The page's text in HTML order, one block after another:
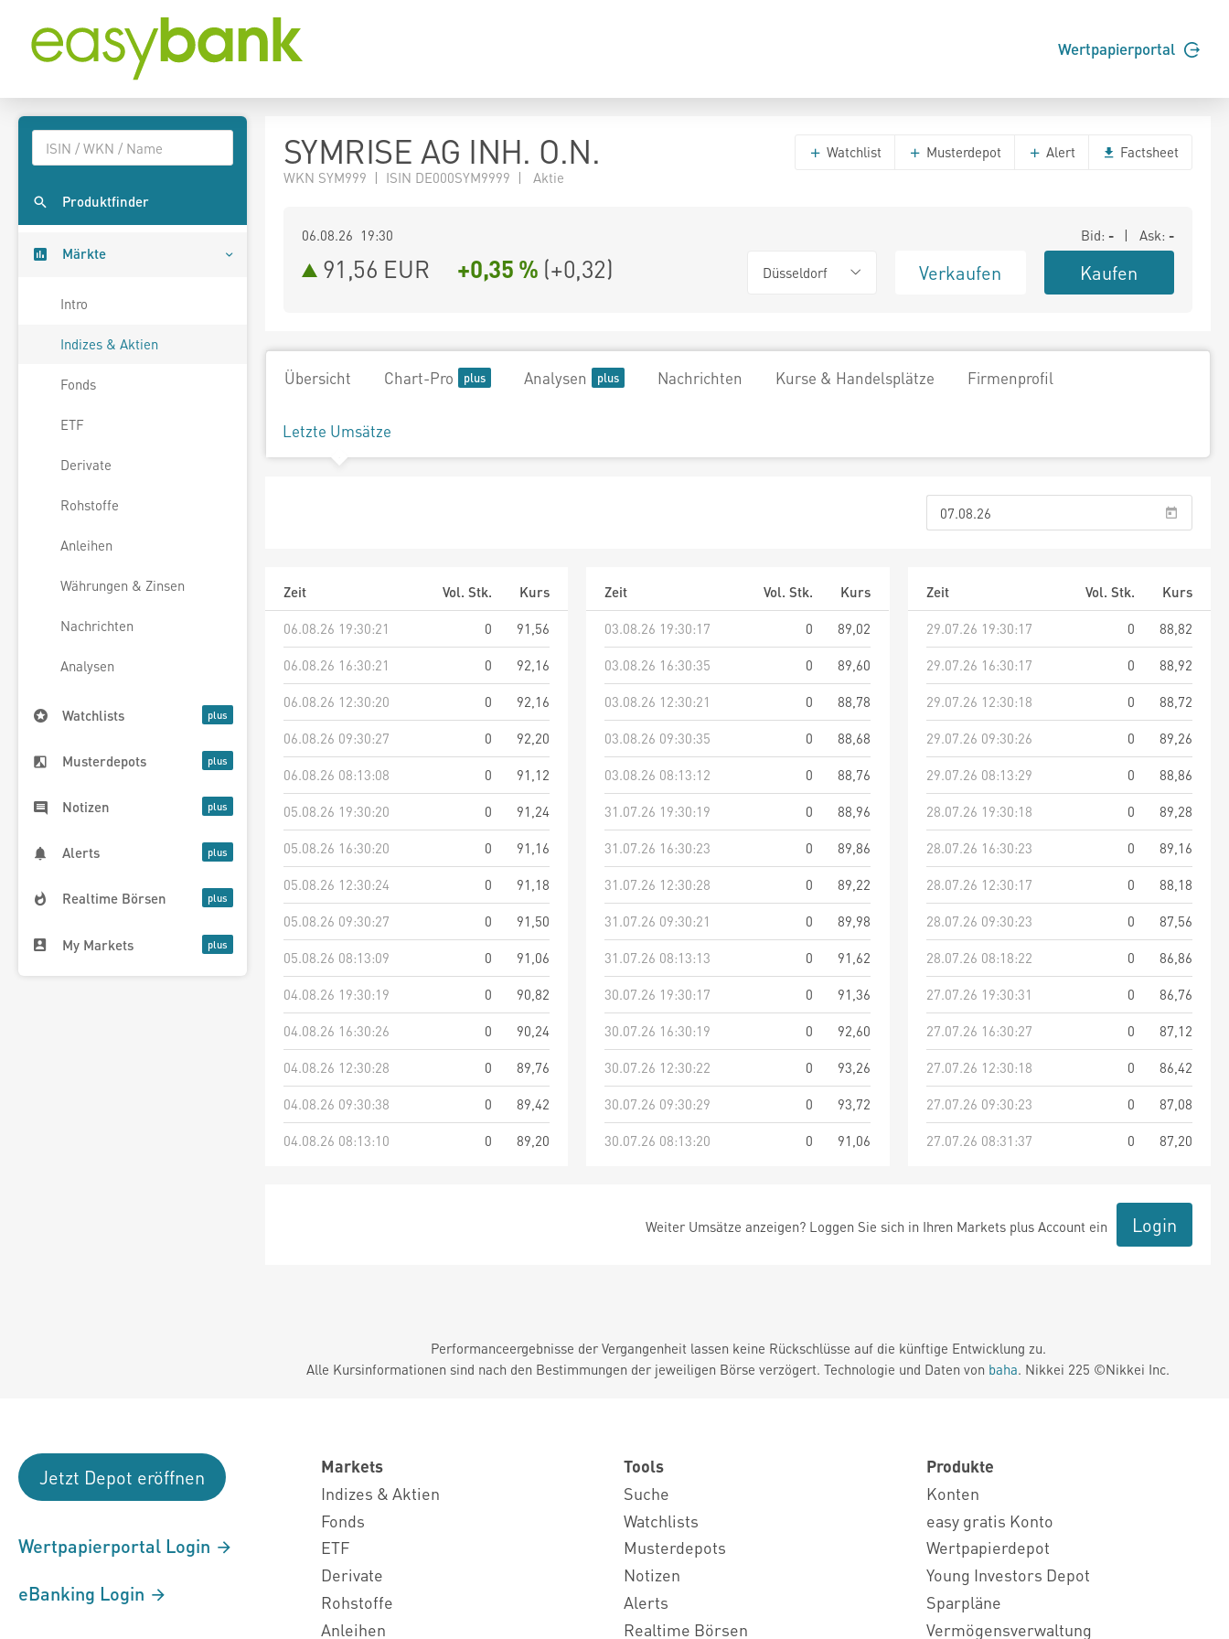
Wertpapierportal
Produktfinder
Märkte
Intro
Indizes & Aktien
Fonds
ETF
Derivate
Rohstoffe
Anleihen
Währungen & Zinsen
Nachrichten
Analysen
Watchlists
Musterdepots
Notizen
Alerts
Realtime Börsen
My Markets
SYMRISE AG INH. O.N.
WKN SYM999 | ISIN DE000SYM9999 | Aktie
Watchlist Musterdepot Alert Factsheet
06.08.26 19:30 Bid: - | Ask: -
91,56 EUR +0,35 % (+0,32) Düsseldorf Verkaufen Kaufen
Übersicht Chart-Pro Analysen Nachrichten Kurse & Handelsplätze Firmenprofil
Letzte Umsätze
Zeit Vol. Stk.
Kurs
06.08.26 19:30:21
0
91,56
06.08.26 16:30:21
0
92,16
06.08.26 12:30:20
0
92,16
06.08.26 09:30:27
0
92,20
06.08.26 08:13:08
0
91,12
05.08.26 19:30:20
0
91,24
05.08.26 16:30:20
0
91,16
05.08.26 12:30:24
0
91,18
05.08.26 09:30:27
0
91,50
05.08.26 08:13:09
0
91,06
04.08.26 19:30:19
0
90,82
04.08.26 16:30:26
0
90,24
04.08.26 12:30:28
0
89,76
04.08.26 09:30:38
0
89,42
04.08.26 08:13:10
0 89,20
Zeit Vol. Stk.
Kurs
03.08.26 19:30:17
0
89,02
03.08.26 16:30:35
0
89,60
03.08.26 12:30:21
0
88,78
03.08.26 09:30:35
0
88,68
03.08.26 08:13:12
0
88,76
31.07.26 19:30:19
0
88,96
31.07.26 16:30:23
0
89,86
31.07.26 12:30:28
0
89,22
31.07.26 09:30:21
0
89,98
31.07.26 08:13:13
0
91,62
30.07.26 19:30:17
0
91,36
30.07.26 16:30:19
0
92,60
30.07.26 12:30:22
0
93,26
30.07.26 09:30:29
0
93,72
30.07.26 08:13:20
0 91,06
Zeit Vol. Stk.
Kurs
29.07.26 19:30:17
0
88,82
29.07.26 16:30:17
0
88,92
29.07.26 12:30:18
0
88,72
29.07.26 09:30:26
0
89,26
29.07.26 08:13:29
0
88,86
28.07.26 19:30:18
0
89,28
28.07.26 16:30:23
0
89,16
28.07.26 12:30:17
0
88,18
28.07.26 09:30:23
0
87,56
28.07.26 08:18:22
0
86,86
27.07.26 19:30:31
0
86,76
27.07.26 16:30:27
0
87,12
27.07.26 12:30:18
0
86,42
27.07.26 09:30:23
0
87,08
27.07.26 08:31:37
0 87,20
Weiter Umsätze anzeigen? Loggen Sie sich in Ihren Markets plus Account ein Login
Performanceergebnisse der Vergangenheit lassen keine Rückschlüsse auf die künftige Entwicklung zu.
Alle Kursinformationen sind nach den Bestimmungen der jeweiligen Börse verzögert. Technologie und Daten von baha. Nikkei 225 ©Nikkei Inc.
Jetzt Depot eröffnen
Wertpapierportal Login
eBanking Login
Markets
Indizes & Aktien
Fonds
ETF
Derivate
Rohstoffe
Anleihen
Tools
Suche
Watchlists
Musterdepots
Notizen
Alerts
Realtime Börsen
Produkte
Konten
easy gratis Konto
Wertpapierdepot
Young Investors Depot
Sparpläne
Vermögensverwaltung